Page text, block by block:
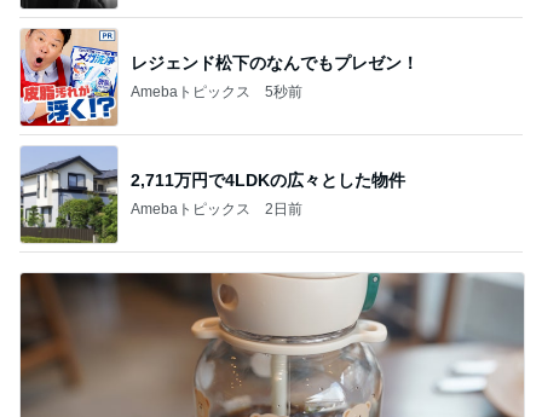
レジェンド松下のなんでもプレゼン！
Amebaトピックス 5秒前
2,711万円で4LDKの広々とした物件
Amebaトピックス 2日前